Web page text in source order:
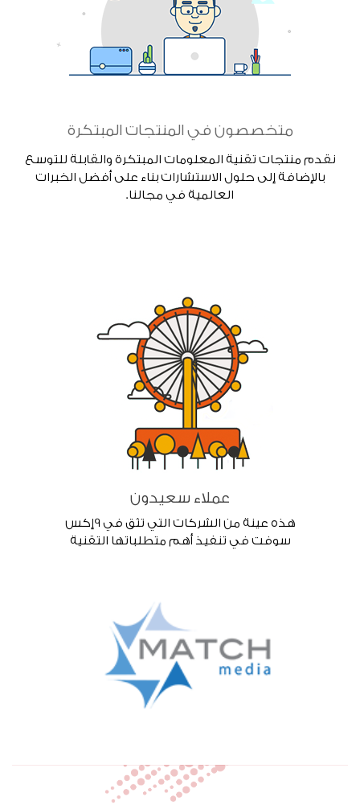
متخصصون في المنتجات المبتكرة
نقدم منتجات تقنية المعلومات المبتكرة والقابلة للتوسع
بالإضافة إلى حلول الاستشارات بناء على أفضل الخبرات
العالمية في مجالنا.
عملاء سعيدون
هذه عينة من الشركات التي تثق في 9إكس
سوفت في تنفيذ أهم متطلباتها التقنية